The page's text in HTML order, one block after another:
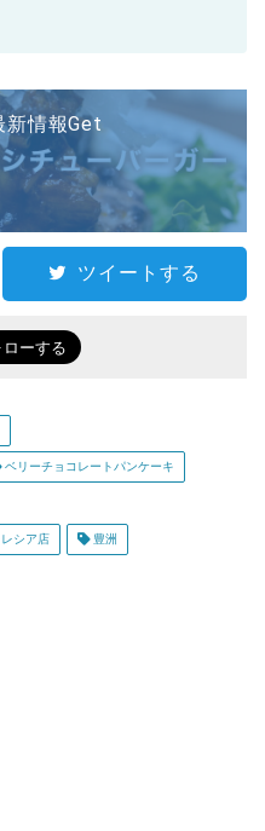
新情報Get
ツイートする
ベリーチョコレートパンケーキ
シア店 豊洲